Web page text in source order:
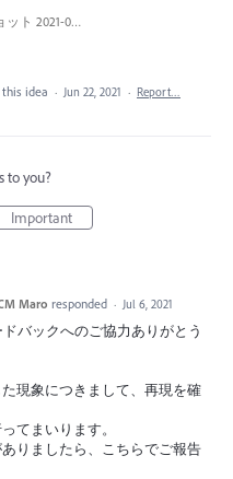
スクリーンショット 2021-06-22 14.08.35.png
idea · Jun 22, 2021 · Report…
to you?
Important
Maro responded · Jul 6, 2021
バックへのご協力ありがとう
現象につきまして、再現を確
てまいります。
りましたら、こちらでご報告